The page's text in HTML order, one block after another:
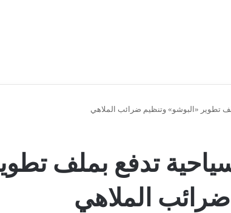
تطوير «البوشو» وتنظيم ضرائب الملاهي
تدفع بملف
الملاهي